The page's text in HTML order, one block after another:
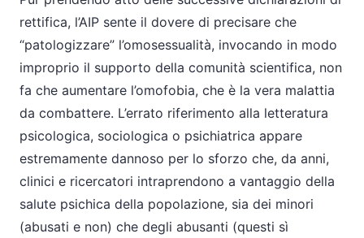
rettifica, l’AIP sente il dovere di precisare che
“patologizzare” l’omosessualità, invocando in modo
improprio il supporto della comunità scientifica, non
fa che aumentare l’omofobia, che è la vera malattia
da combattere. L’errato riferimento alla letteratura
psicologica, sociologica o psichiatrica appare
estremamente dannoso per lo sforzo che, da anni,
clinici e ricercatori intraprendono a vantaggio della
salute psichica della popolazione, sia dei minori
(abusati e non) che degli abusanti (questi sì